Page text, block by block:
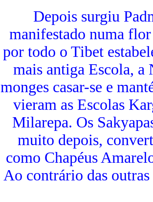
Depois surgiu
manifestado numa
por todo o Tibet
mais antiga Escola, a
monges casar-se e
vieram as Escolas
Milarepa. Os
muito depois,
como Chapéus
Ao contrário das